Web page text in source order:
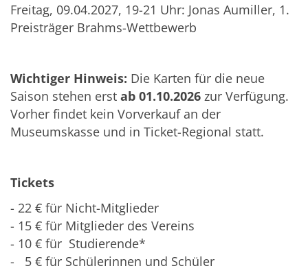
Freitag, 09.04.2027, 19-21 Uhr: Jonas Aumiller, 1.
Preisträger Brahms-Wettbewerb
Wichtiger Hinweis: Die Karten für die neue
Saison stehen erst ab 01.10.2026 zur Verfügung.
Vorher findet kein Vorverkauf an der
Museumskasse und in Ticket-Regional statt.
Tickets
- 22 € für Nicht-Mitglieder
- 15 € für Mitglieder des Vereins
- 10 € für Studierende*
- 5 € für Schülerinnen und Schüler